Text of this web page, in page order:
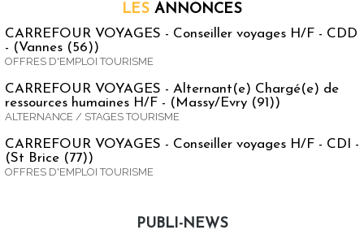
LES ANNONCES
CARREFOUR VOYAGES - Conseiller voyages H/F - CDD
- (Vannes (56))
OFFRES D'EMPLOI TOURISME
CARREFOUR VOYAGES - Alternant(e) Chargé(e) de
ressources humaines H/F - (Massy/Evry (91))
ALTERNANCE / STAGES TOURISME
CARREFOUR VOYAGES - Conseiller voyages H/F - CDI -
(St Brice (77))
OFFRES D'EMPLOI TOURISME
PUBLI-NEWS